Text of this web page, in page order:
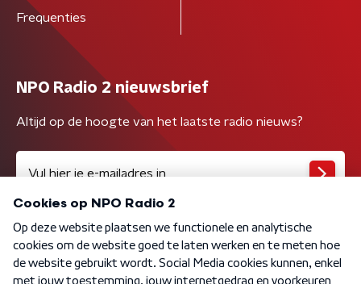
Frequenties
NPO Radio 2 nieuwsbrief
Altijd op de hoogte van het laatste radio nieuws?
Algemene voorwaarden